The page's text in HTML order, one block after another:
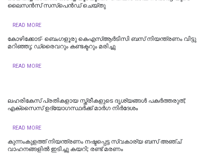
ലൈസൻസ് സസ്പെൻഡ് ചെയ്തു
READ MORE
കോഴിക്കോട്- ബെംഗളൂരു കെഎസ്ആര്‍ടിസി ബസ് നിയന്ത്രണം വിട്ടു
മറിഞ്ഞു; ഡ്രൈവറും കണ്ടക്ടറും മരിച്ചു
READ MORE
ലഹരികേസ് പ്രതികളായ സ്ത്രീകളുടെ ദൃശ്യങ്ങള്‍ പകര്‍ത്തരുത്;
എക്സൈസ് ഉദ്യോഗസ്ഥര്‍ക്ക് മാര്‍ഗ നിര്‍ദേശം
READ MORE
കുന്നംകുളത്ത് നിയന്ത്രണം നഷ്ടപ്പെട്ട സ്വകാര്യ ബസ് അഞ്ച്
വാഹനങ്ങളിൽ ഇടിച്ചു കയറി; രണ്ട് മരണം